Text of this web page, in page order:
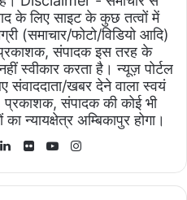
के लिए साइट के कुछ तत्वों में
(समाचार/फोटो/विडियो आदि)
प्रकाशक, संपादक इस तरह के
स्वीकार करता है। न्यूज़ पोर्टल
संवाददाता/खबर देने वाला स्वयं
प्रकाशक, संपादक की कोई भी
का न्यायक्षेत्र अम्बिकापुर होगा।
X LinkedIn
Flickr YouTube